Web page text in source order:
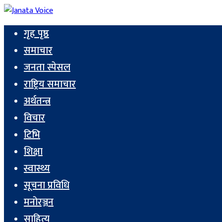
गृह पृष्ठ
समाचार
जनता स्पेसल
राष्ट्रिय समाचार
अर्थतन्त्र
विचार
टिभि
शिक्षा
स्वास्थ्य
सूचना प्रविधि
मनोरञ्जन